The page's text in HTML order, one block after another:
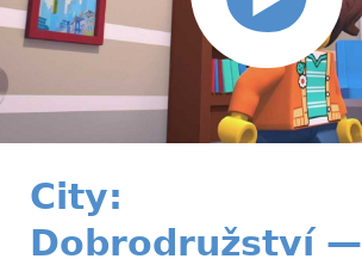
City:
Dobrodružství —